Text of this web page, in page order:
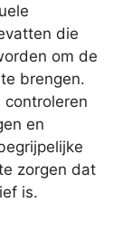
die
om de
brengen.
en
zorgen dat
is.